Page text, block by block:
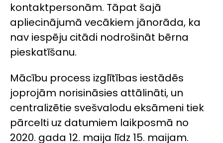
kontaktpersonām. Tāpat šajā
apliecinājumā vecākiem jānorāda, ka
nav iespēju citādi nodrošināt bērna
pieskatīšanu.
Mācību process izglītības iestādēs
joprojām norisināsies attālināti, un
centralizētie svešvalodu eksāmeni tiek
pārcelti uz datumiem laikposmā no
2020. gada 12. maija līdz 15. maijam.